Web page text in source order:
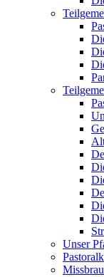
Unser